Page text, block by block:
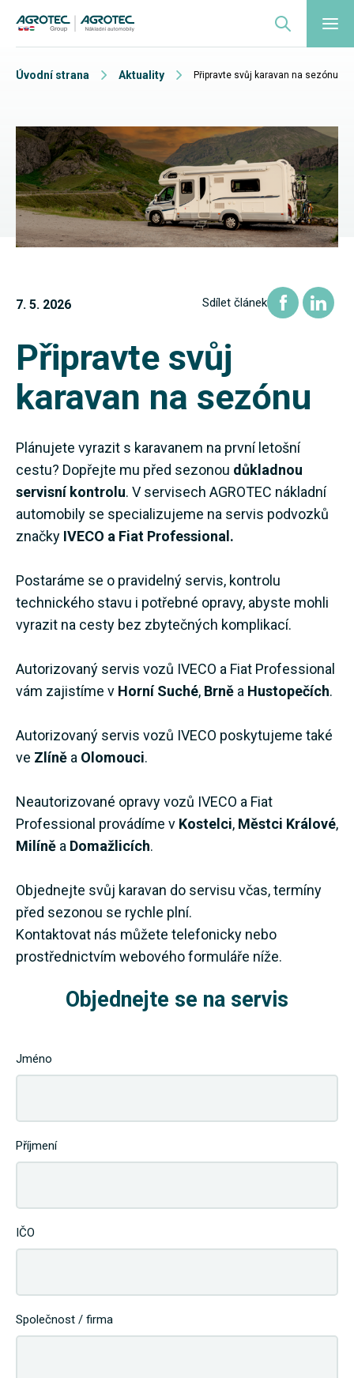
Úvodní strana Aktuality Připravte svůj karavan na sezónu
7. 5. 2026 Sdílet článek
Připravte svůj
karavan na sezónu
Plánujete vyrazit s karavanem na první letošní
cestu? Dopřejte mu před sezonou důkladnou
servisní kontrolu. V servisech AGROTEC nákladní
automobily se specializujeme na servis podvozků
značky IVECO a Fiat Professional.
Postaráme se o pravidelný servis, kontrolu
technického stavu i potřebné opravy, abyste mohli
vyrazit na cesty bez zbytečných komplikací.
Autorizovaný servis vozů IVECO a Fiat Professional
vám zajistíme v Horní Suché, Brně a Hustopečích.
Autorizovaný servis vozů IVECO poskytujeme také
ve Zlíně a Olomouci.
Neautorizované opravy vozů IVECO a Fiat
Professional provádíme v Kostelci, Městci Králové,
Milíně a Domažlicích.
Objednejte svůj karavan do servisu včas, termíny
před sezonou se rychle plní.
Kontaktovat nás můžete telefonicky nebo
prostřednictvím webového formuláře níže.
Objednejte se na servis
Jméno
Příjmení
IČO
Společnost / firma